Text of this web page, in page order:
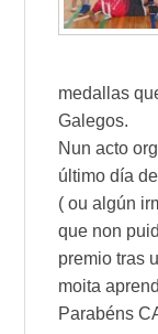
medallas
Galegos.
Nun acto
último día
( ou algún
que non
premio tras
moita
Parabéns